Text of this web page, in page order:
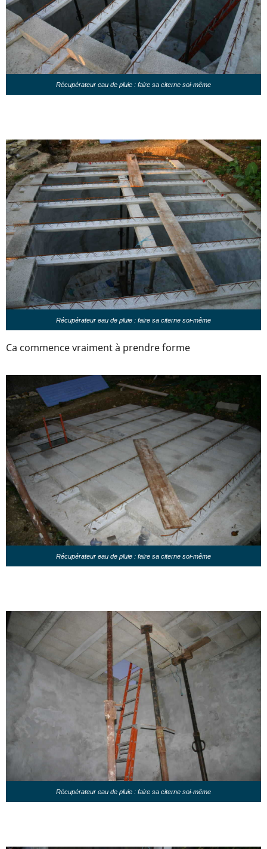
Récupérateur eau de pluie : faire sa citerne soi-même
Récupérateur eau de pluie : faire sa citerne soi-même
Ca commence vraiment à prendre forme
Récupérateur eau de pluie : faire sa citerne soi-même
Récupérateur eau de pluie : faire sa citerne soi-même